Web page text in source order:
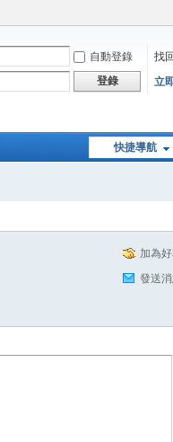
自動登錄
找
登錄 立
快捷導航
加為
發送